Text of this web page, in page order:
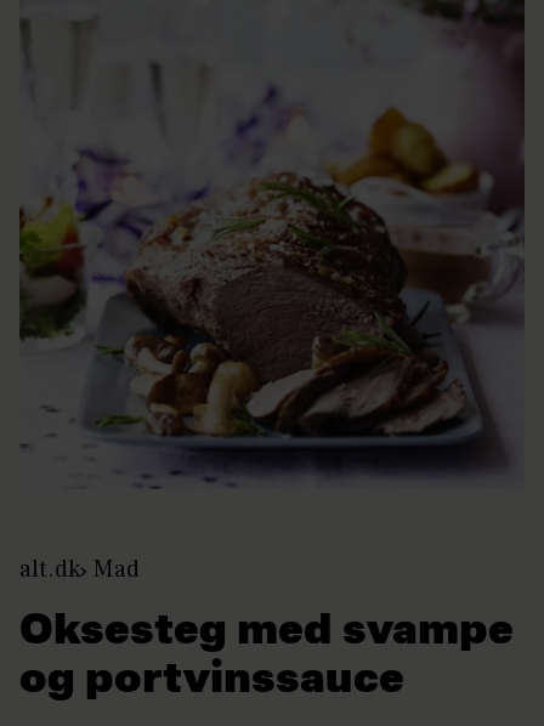
alt.dk Mad
Oksesteg med svampe
og portvinssauce